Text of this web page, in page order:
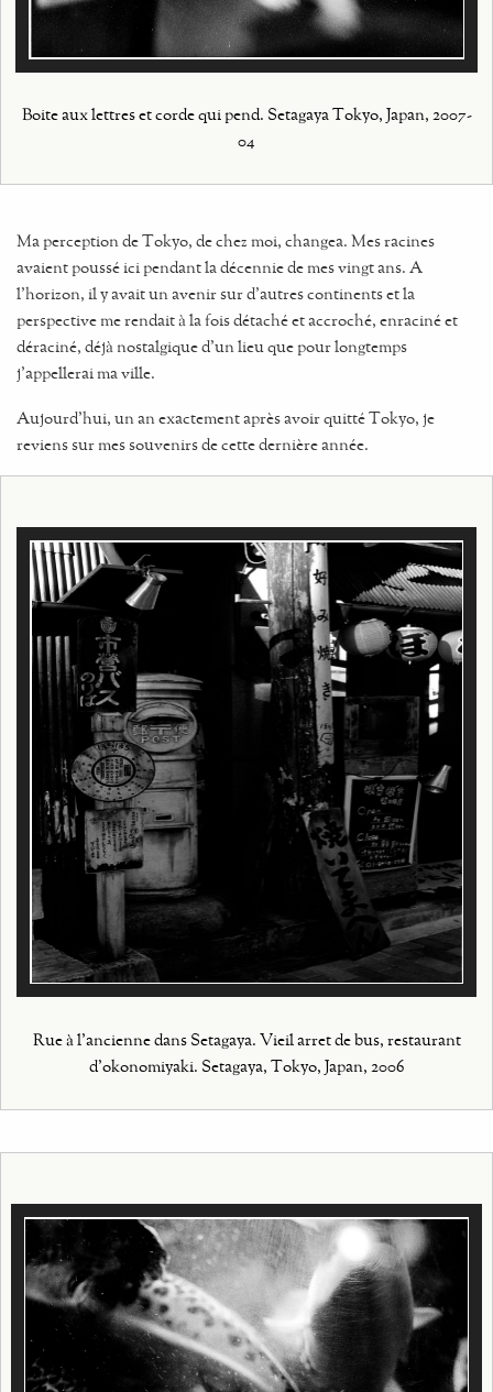
Boite aux lettres et corde qui pend. Setagaya Tokyo, Japan, 2007-
04
Ma perception de Tokyo, de chez moi, changea. Mes racines
avaient poussé ici pendant la décennie de mes vingt ans. A
l'horizon, il y avait un avenir sur d'autres continents et la
perspective me rendait à la fois détaché et accroché, enraciné et
déraciné, déjà nostalgique d'un lieu que pour longtemps
j'appellerai ma ville.
Aujourd'hui, un an exactement après avoir quitté Tokyo, je
reviens sur mes souvenirs de cette dernière année.
Rue à l'ancienne dans Setagaya. Vieil arret de bus, restaurant
d'okonomiyaki. Setagaya, Tokyo, Japan, 2006